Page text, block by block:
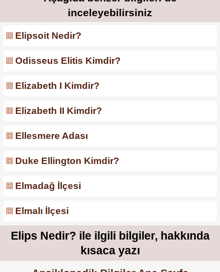
inceleyebilirsiniz
Elipsoit Nedir?
Odisseus Elitis Kimdir?
Elizabeth I Kimdir?
Elizabeth II Kimdir?
Ellesmere Adası
Duke Ellington Kimdir?
Elmadağ İlçesi
Elmalı İlçesi
Elips Nedir? ile ilgili bilgiler, hakkında
kısaca yazı